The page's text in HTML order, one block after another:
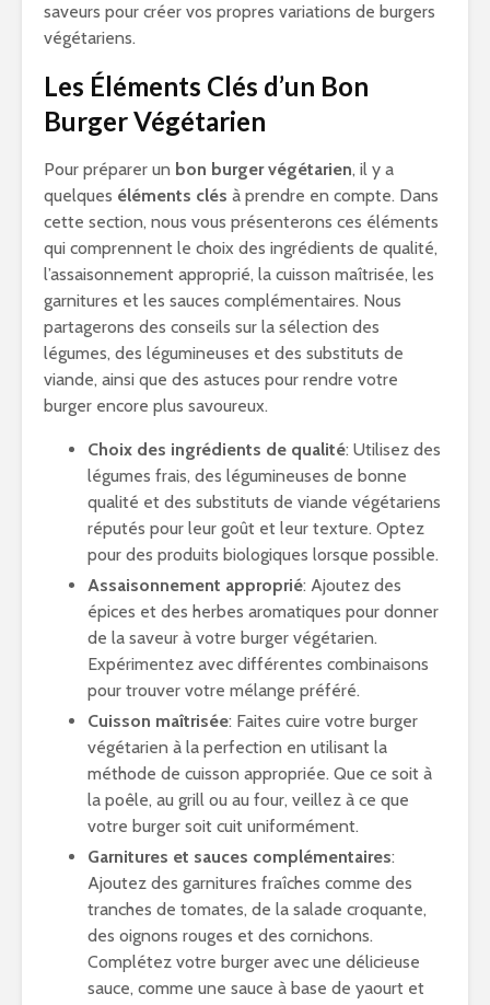
saveurs pour créer vos propres variations de burgers
végétariens.
Les Éléments Clés d’un Bon
Burger Végétarien
Pour préparer un bon burger végétarien, il y a
quelques éléments clés à prendre en compte. Dans
cette section, nous vous présenterons ces éléments
qui comprennent le choix des ingrédients de qualité,
l’assaisonnement approprié, la cuisson maîtrisée, les
garnitures et les sauces complémentaires. Nous
partagerons des conseils sur la sélection des
légumes, des légumineuses et des substituts de
viande, ainsi que des astuces pour rendre votre
burger encore plus savoureux.
Choix des ingrédients de qualité: Utilisez des
légumes frais, des légumineuses de bonne
qualité et des substituts de viande végétariens
réputés pour leur goût et leur texture. Optez
pour des produits biologiques lorsque possible.
Assaisonnement approprié: Ajoutez des
épices et des herbes aromatiques pour donner
de la saveur à votre burger végétarien.
Expérimentez avec différentes combinaisons
pour trouver votre mélange préféré.
Cuisson maîtrisée: Faites cuire votre burger
végétarien à la perfection en utilisant la
méthode de cuisson appropriée. Que ce soit à
la poêle, au grill ou au four, veillez à ce que
votre burger soit cuit uniformément.
Garnitures et sauces complémentaires:
Ajoutez des garnitures fraîches comme des
tranches de tomates, de la salade croquante,
des oignons rouges et des cornichons.
Complétez votre burger avec une délicieuse
sauce, comme une sauce à base de yaourt et